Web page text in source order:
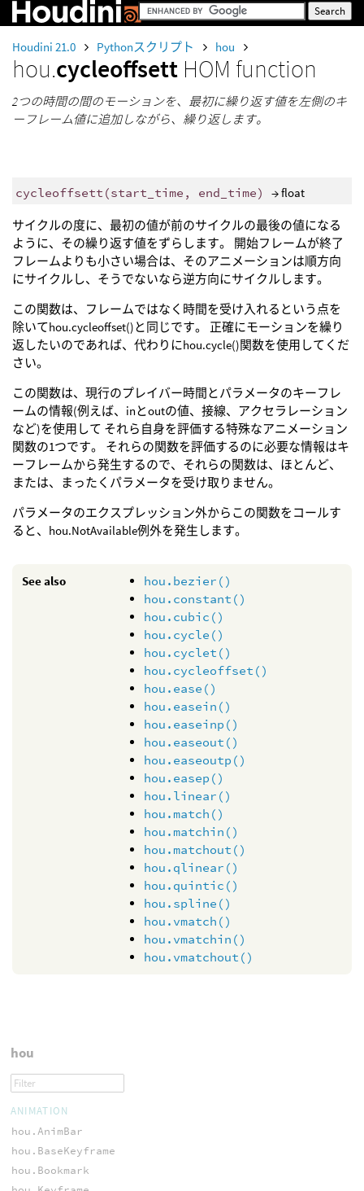
Houdini 21.0 Pythonスクリプト hou
hou.cycleoffsett HOM function
2つの時間の間のモーションを、最初に繰り返す値を左側のキ
ーフレーム値に追加しながら、繰り返します。
cycleoffsett (start_time , end_time) → float
サイクルの度に、最初の値が前のサイクルの最後の値になる
ように、その繰り返す値をずらします。 開始フレームが終了
フレームよりも小さい場合は、そのアニメーションは順方向
にサイクルし、そうでないなら逆方向にサイクルします。
この関数は、フレームではなく時間を受け入れるという点を
除いてhou.cycleoffset()と同じです。 正確にモーションを繰り
返したいのであれば、代わりにhou.cycle()関数を使用してくだ
さい。
この関数は、現行のプレイバー時間とパラメータのキーフレ
ームの情報(例えば、inとoutの値、接線、アクセラレーション
など)を使用して それら自身を評価する特殊なアニメーション
関数の1つです。 それらの関数を評価するのに必要な情報はキ
ーフレームから発生するので、それらの関数は、ほとんど、
または、まったくパラメータを受け取りません。
パラメータのエクスプレッション外からこの関数をコールす
ると、hou.NotAvailable例外を発生します。
See also
hou.bezier()
hou.constant()
hou.cubic()
hou.cycle()
hou.cyclet()
hou.cycleoffset()
hou.ease()
hou.easein()
hou.easeinp()
hou.easeout()
hou.easeoutp()
hou.easep()
hou.linear()
hou.match()
hou.matchin()
hou.matchout()
hou.qlinear()
hou.quintic()
hou.spline()
hou.vmatch()
hou.vmatchin()
hou.vmatchout()
hou
ANIMATION
hou.AnimBar
hou.BaseKeyframe
hou.Bookmark